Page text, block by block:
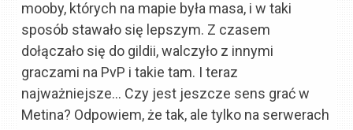
mooby, których na mapie była masa, i w taki
sposób stawało się lepszym. Z czasem
dołączało się do gildii, walczyło z innymi
graczami na PvP i takie tam. I teraz
najważniejsze… Czy jest jeszcze sens grać w
Metina? Odpowiem, że tak, ale tylko na serwerach